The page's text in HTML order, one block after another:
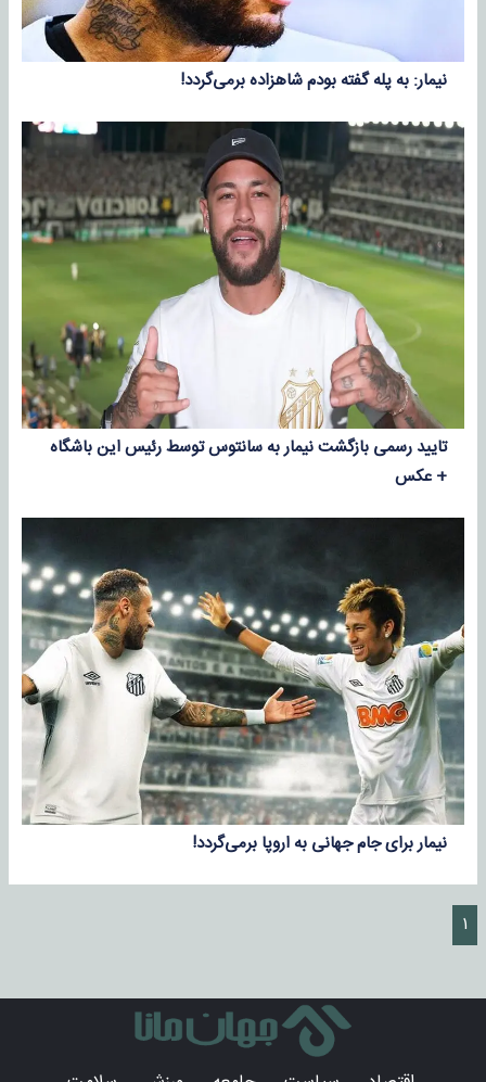
نیمار: به پله گفته بودم شاهزاده برمی‌گردد!
تایید رسمی بازگشت نیمار به سانتوس توسط رئیس این باشگاه
+ عکس
نیمار برای جام جهانی به اروپا برمی‌گردد!‌
۱